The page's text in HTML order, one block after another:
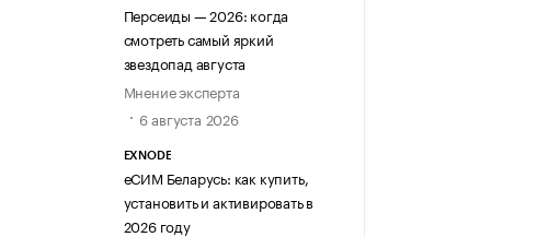
Персеиды — 2026: когда
смотреть самый яркий
звездопад августа
Мнение эксперта
6 августа 2026
EXNODE
еСИМ Беларусь: как купить,
установить и активировать в
2026 году